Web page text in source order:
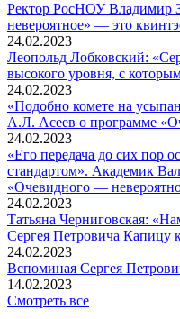
Ректор РосНОУ Владимир
невероятное» — это
24.02.2023
Леопольд Лобковский:
высокого уровня, с
24.02.2023
«Подобно комете на
А.Л. Асеев о программе
24.02.2023
«Его передача до сих пор
стандартом». Академик
«Очевидного —
24.02.2023
Татьяна Черниговская:
Сергея Петровича Капицу
24.02.2023
Вспоминaя Сергея
14.02.2023
Смотреть все